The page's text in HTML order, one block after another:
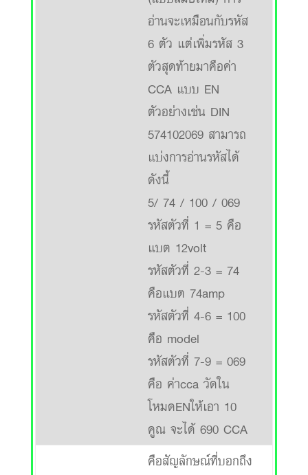
อ่านจะเหมือนกับรหัส
6 ตัว แต่เพิ่มรหัส 3
ตัวสุดท้ายมาคือค่า
CCA แบบ EN
ตัวอย่างเช่น DIN
574102069 สามารถ
แบ่งการอ่านรหัสได้
ดังนี้
5/ 74 / 100 / 069
รหัสตัวที่ 1 = 5 คือ
แบต 12volt
รหัสตัวที่ 2-3 = 74
คือแบต 74amp
รหัสตัวที่ 4-6 = 100
คือ model
รหัสตัวที่ 7-9 = 069
คือ ค่าcca วัดใน
โหมดENให้เอา 10
คูณ จะได้ 690 CCA
คือสัญลักษณ์ที่บอกถึง